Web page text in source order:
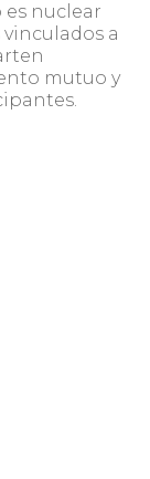
es nuclear
a
mutuo y